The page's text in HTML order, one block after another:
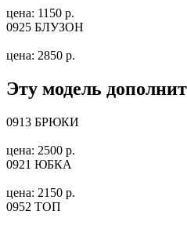
цена: 1150 р.
0925 БЛУЗОН
цена: 2850 р.
Эту модель дополнит
0913 БРЮКИ
цена: 2500 р.
0921 ЮБКА
цена: 2150 р.
0952 ТОП